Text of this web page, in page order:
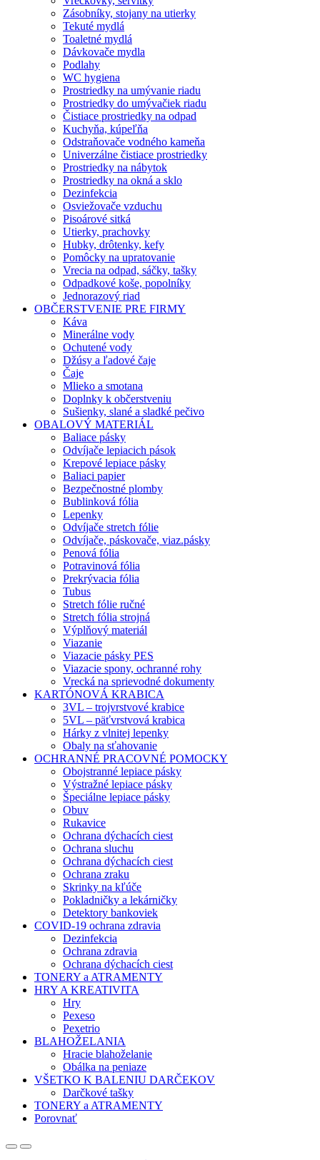
Zásobníky, stojany na utierky
Tekuté mydlá
Toaletné mydlá
Dávkovače mydla
Podlahy
WC hygiena
Prostriedky na umývanie riadu
Prostriedky do umývačiek riadu
Čistiace prostriedky na odpad
Kuchyňa, kúpeľňa
Odstraňovače vodného kameňa
Univerzálne čistiace prostriedky
Prostriedky na nábytok
Prostriedky na okná a sklo
Dezinfekcia
Osviežovače vzduchu
Pisoárové sitká
Utierky, prachovky
Hubky, drôtenky, kefy
Pomôcky na upratovanie
Vrecia na odpad, sáčky, tašky
Odpadkové koše, popolníky
Jednorazový riad
OBČERSTVENIE PRE FIRMY
Káva
Minerálne vody
Ochutené vody
Džúsy a ľadové čaje
Čaje
Mlieko a smotana
Doplnky k občerstveniu
Sušienky, slané a sladké pečivo
OBALOVÝ MATERIÁL
Baliace pásky
Odvíjače lepiacich pások
Krepové lepiace pásky
Baliaci papier
Bezpečnostné plomby
Bublinková fólia
Lepenky
Odvíjače stretch fólie
Odvíjače, páskovače, viaz.pásky
Penová fólia
Potravinová fólia
Prekrývacia fólia
Tubus
Stretch fólie ručné
Stretch fólia strojná
Výplňový materiál
Viazanie
Viazacie pásky PES
Viazacie spony, ochranné rohy
Vrecká na sprievodné dokumenty
KARTÓNOVÁ KRABICA
3VL – trojvrstvové krabice
5VL – päťvrstvová krabica
Hárky z vlnitej lepenky
Obaly na sťahovanie
OCHRANNÉ PRACOVNÉ POMOCKY
Obojstranné lepiace pásky
Výstražné lepiace pásky
Špeciálne lepiace pásky
Obuv
Rukavice
Ochrana dýchacích ciest
Ochrana sluchu
Ochrana dýchacích ciest
Ochrana zraku
Skrinky na kľúče
Pokladničky a lekárničky
Detektory bankoviek
COVID-19 ochrana zdravia
Dezinfekcia
Ochrana zdravia
Ochrana dýchacích ciest
TONERY a ATRAMENTY
HRY A KREATIVITA
Hry
Pexeso
Pexetrio
BLAHOŽELANIA
Hracie blahoželanie
Obálka na peniaze
VŠETKO K BALENIU DARČEKOV
Darčkové tašky
TONERY a ATRAMENTY
Porovnať
OpenClose